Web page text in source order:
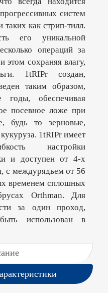
систем
таких как стрип-тилл.
его уникальной
операций за
сохраняя влагу,
1tRIPr создан,
таким образом,
годы, обеспечивая
посевное ложе при
будь то зерновые,
1tRIPr имеет
настройки
и доступен от 4-х
с междурядьем от 56
временем сплошных
Orthman. Для
за один проход,
использован в